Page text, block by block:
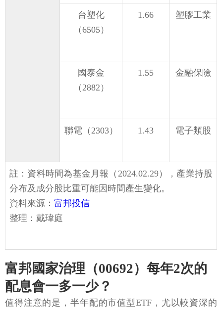
台塑化
（6505）
1.66 塑膠工業
國泰金
（2882）
1.55 金融保險
聯電（2303） 1.43 電子類股
註：資料時間為基金月報（2024.02.29），產業持股
分布及成分股比重可能因時間產生變化。
資料來源： 富邦投信
整理：戴瑋庭
富邦國家治理（00692）每年2次的
配息會一多一少？
值得注意的是，半年配的市值型ETF，尤以較資深的